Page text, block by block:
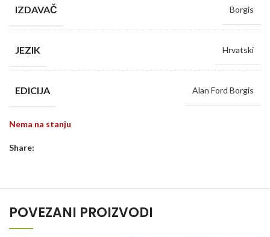
IZDAVAČ Borgis
JEZIK Hrvatski
EDICIJA Alan Ford Borgis
Nema na stanju
Share:
POVEZANI PROIZVODI